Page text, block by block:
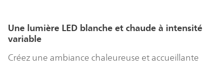
Une lumière LED blanche et chaude à intensité
variable
Créez une ambiance chaleureuse et accueillante